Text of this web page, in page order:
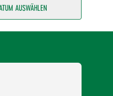
AUSWÄHLEN